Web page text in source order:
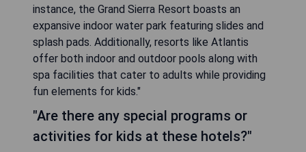
instance, the Grand Sierra Resort boasts an
expansive indoor water park featuring slides and
splash pads. Additionally, resorts like Atlantis
offer both indoor and outdoor pools along with
spa facilities that cater to adults while providing
fun elements for kids."
"Are there any special programs or
activities for kids at these hotels?"